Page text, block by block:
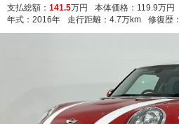
支払総額： 141.5万円 本体価格： 119.9万円
年式： 2016年 走行距離： 4.7万km 修復歴：